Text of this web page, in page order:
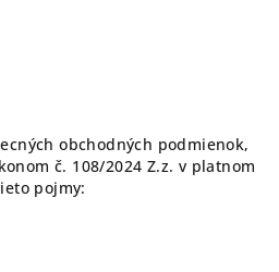
obchodných podmienok,
č. 108/2024 Z.z. v platnom
pojmy: